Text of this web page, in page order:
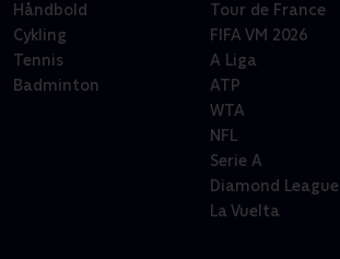
Håndbold
Cykling
Tennis
Badminton
Tour de France
FIFA VM 2026
A Liga
ATP
WTA
NFL
Serie A
Diamond League
La Vuelta